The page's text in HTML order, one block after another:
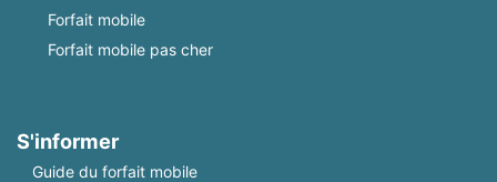
Forfait mobile
Forfait mobile pas cher
S'informer
Guide du forfait mobile